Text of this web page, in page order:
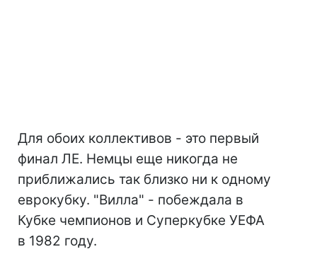
Для обоих коллективов - это первый
финал ЛЕ. Немцы еще никогда не
приближались так близко ни к одному
еврокубку. "Вилла" - побеждала в
Кубке чемпионов и Суперкубке УЕФА
в 1982 году.